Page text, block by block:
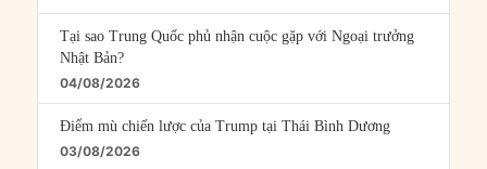
Tại sao Trung Quốc phủ nhận cuộc gặp với Ngoại trưởng
Nhật Bản?
04/08/2026
Điểm mù chiến lược của Trump tại Thái Bình Dương
03/08/2026